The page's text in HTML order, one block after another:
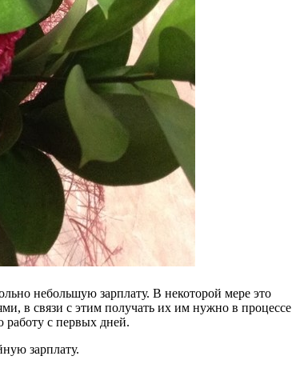
небольшую зарплату. В некоторой мере это
в связи с этим получать их им нужно в процессе
работу с первых дней.
зарплату.